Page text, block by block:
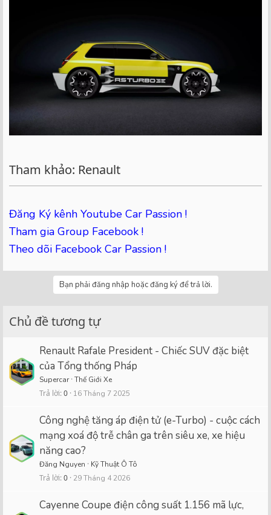
Tham khảo: Renault
Đăng Ký kênh Youtube Car Passion !
Tham gia Group Facebook !
Theo dõi Facebook Car Passion !
Bạn phải đăng nhập hoặc đăng ký để trả lời.
Chủ đề tương tự
Renault Rafale President - Chiếc SUV đặc biệt
của Tổng thống Pháp
Supercar Thế Giới Xe
Trả lời 0 16 Tháng 7 2025
Công nghệ tăng áp điện tử (e-Turbo) - cuộc cách
mạng xoá độ trễ chân ga trên siêu xe, xe hiệu
năng cao?
Đăng Nguyen Kỹ Thuật Ô Tô
Trả lời 0 29 Tháng 4 2026
Cayenne Coupe điện công suất 1.156 mã lực,